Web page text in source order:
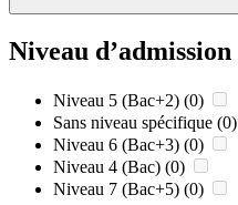
Niveau d’admission
Niveau 5 (Bac+2) (0)
Sans niveau spécifique (0)
Niveau 6 (Bac+3) (0)
Niveau 4 (Bac) (0)
Niveau 7 (Bac+5) (0)